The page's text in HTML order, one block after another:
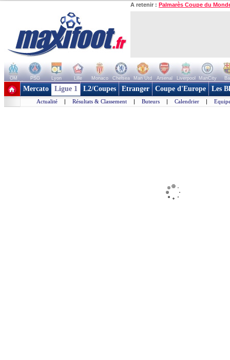
A retenir : Palmarès Coupe du
OM PSG Lyon Lille Monaco Chelsea Man Utd Arsenal Liverpool ManCity
+ de clubs
Mercato Ligue 1 L2/Coupes Etranger Coupe d'Europe Les
Actualité | Résultats & Classement | Buteurs | Calendrier |